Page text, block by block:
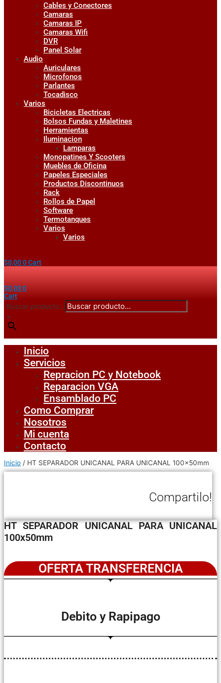
Cables y Conectores
Camaras
Camaras IP
Camaras Wifi
DVR
Panel Solar
Audio
Auriculares
Microfonos
Parlantes
Tocadisco
Varios
Bicicletas Electricas
Bolsos Fundas y Maletines
Herramientas
Iluminacion
Lamparas
Monopatines Y Scooters
Muebles de Oficina
Papeles Especiales
Productos Discontinuos
Rack
Rollos de Papel
Software
Termotanques
Varios
Varios
$0,000Cart
$0,000
Cart
Buscar producto...
×
Inicio
Servicios
Repracion PC y Notebook
Reparacion VGA
Ensamblado PC
Como Comprar
Nosotros
Mi cuenta
Contacto
Inicio / HT SEPARADOR UNICANAL PARA UNICANAL 100x50mm
Compartilo!
HT SEPARADOR UNICANAL PARA UNICANAL
100x50mm
OFERTA TRANSFERENCIA
Debito y Rapipago